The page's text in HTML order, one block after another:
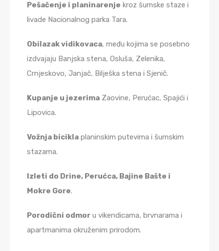
Pešačenje i planinarenje kroz šumske staze i
livade Nacionalnog parka Tara.
Obilazak vidikovaca, među kojima se posebno
izdvajaju Banjska stena, Osluša, Zelenika,
Crnjeskovo, Janjač, Bilješka stena i Sjenič.
Kupanje u jezerima Zaovine, Perućac, Spajići i
Lipovica.
Vožnja bicikla planinskim putevima i šumskim
stazama.
Izleti do Drine, Perućca, Bajine Bašte i
Mokre Gore.
Porodični odmor u vikendicama, brvnarama i
apartmanima okruženim prirodom.